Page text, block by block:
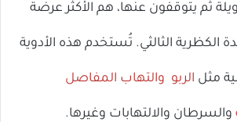
ثم يتوقفون عنها، هم الأكثر عرضة
الكظرية الثالثي. تُستخدم هذه الأدوية
مثل الربو والتهاب المفاصل
والسرطان والالتهابات وغيرها.